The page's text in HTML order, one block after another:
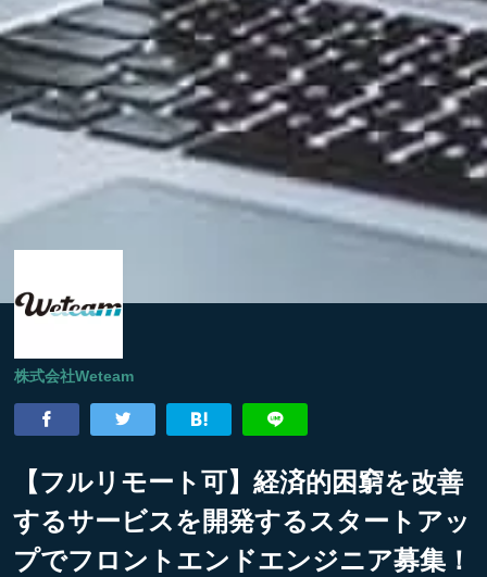
株式会社Weteam
【フルリモート可】経済的困窮を改善
するサービスを開発するスタートアッ
プでフロントエンドエンジニア募集！